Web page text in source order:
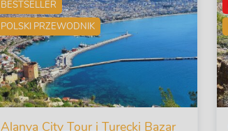
BESTSELLER
POLSKI PRZEWODNIK
Alanya City Tour i Turecki Bazar